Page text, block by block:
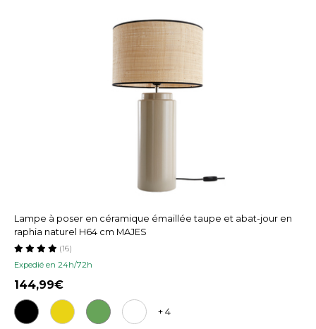
Lampe à poser en céramique émaillée taupe et abat-jour en
raphia naturel H64 cm MAJES
Expedié en 24h/72h
(16)
144,99
+ 4